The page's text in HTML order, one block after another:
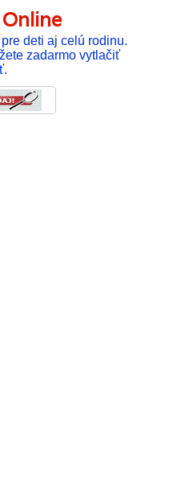
Online
deti aj celú rodinu.
zadarmo vytlačiť